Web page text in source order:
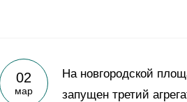
02
мар
На новгородской
запущен третий